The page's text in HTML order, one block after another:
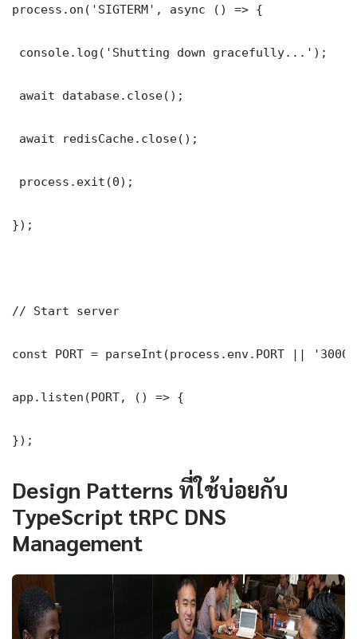
process.on('SIGTERM', async () => {
console.log('Shutting down gracefully...');
await database.close();
await redisCache.close();
process.exit(0);
});
// Start server
const PORT = parseInt(process.env.PORT ||
app.listen(PORT, () => {
});
Design Patterns ที่ใช้บ่อยกับ
TypeScript tRPC DNS
Management